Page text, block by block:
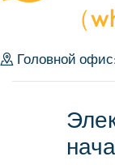
（
Головной